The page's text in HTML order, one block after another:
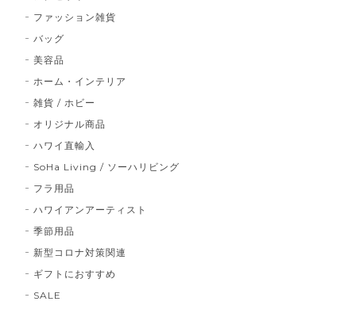
ファッション雑貨
バッグ
美容品
ホーム・インテリア
雑貨 / ホビー
オリジナル商品
ハワイ直輸入
SoHa Living / ソーハリビング
フラ用品
ハワイアンアーティスト
季節用品
新型コロナ対策関連
ギフトにおすすめ
SALE